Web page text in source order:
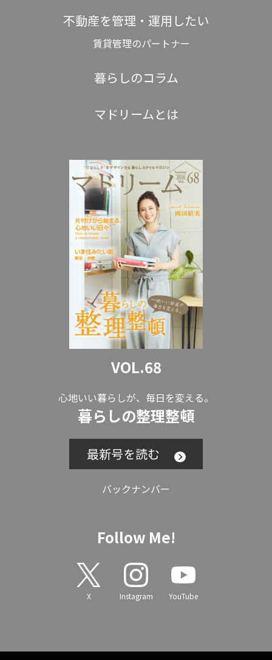
不動産を管理・運用したい
賃貸管理のパートナー
暮らしのコラム
マドリームとは
VOL.68
心地いい暮らしが、毎日を変える。
暮らしの整理整頓
最新号を読む
バックナンバー
Follow Me!
X Instagram YouTube